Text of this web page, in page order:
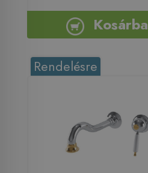
Kosárba
Rendelésre